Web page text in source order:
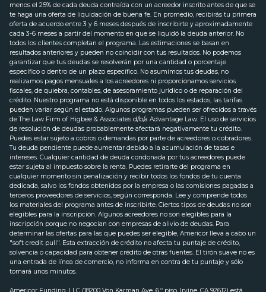
menos el 25% de cada deuda contraída con un acreedor inscrito antes de que se
te haga una oferta de liquidación de buena fe. En promedio, recibirás tu primera
oferta de acuerdo entre 3 y 6 meses después de inscribirte y aproximadamente
cada 3-6 meses a partir del momento en que se liquidó la deuda anterior. No
todos los clientes completan el programa. Las estimaciones se basan en
resultados anteriores y pueden no coincidir con tus resultados. No podemos
garantizar que tus deudas se resolverán por una cantidad o porcentaje
específico o dentro de un plazo específico. No asumimos tus deudas, no
realizamos pagos mensuales a los acreedores ni proporcionamos servicios
fiscales, de quiebra, contables, de asesoramiento jurídico o de reparación del
crédito. Nuestro programa no está disponible en todos los estados; las tarifas
pueden variar según el estado. Algunos programas pueden ser ofrecidos a través
de The Law Firm of Higbee & Associates d/b/a Advantage Law. El uso de servicios
de resolución de deudas probablemente afectará negativamente tu crédito.
Puedes estar sujeto a cobros o demandas por parte de acreedores o cobradores.
Tu deuda pendiente puede aumentar debido a la acumulación de tasas e
intereses. Cualquier cantidad de deuda condonada por tus acreedores puede
estar sujeta al impuesto sobre la renta. Puedes retirarte del programa en
cualquier momento sin penalización y recibir todos los fondos de tu cuenta
dedicada, salvo los fondos obtenidos por la empresa o las comisiones pagadas a
terceros proveedores de servicios, según corresponda. Lee y comprende todos
los materiales del programa antes de inscribirte. Ciertos tipos de deudas no son
elegibles para la inscripción. Algunos acreedores no son elegibles para la
inscripción porque no negocian con empresas de alivio de deudas. Para
determinar las ofertas para las que puedes ser elegible, Americor lleva a cabo un
"soft credit pull". Esta extracción de crédito no afecta tu puntaje de crédito,
solvencia o capacidad para obtener crédito de otras fuentes. El tirón suave no es
una entrada de línea de comercio, no informa en contra de tu puntaje y sólo
tomará unos minutos.
Americor Funding, LLC (18200 Von Karman Ave, 6.º piso, Irvine, CA 92612) está